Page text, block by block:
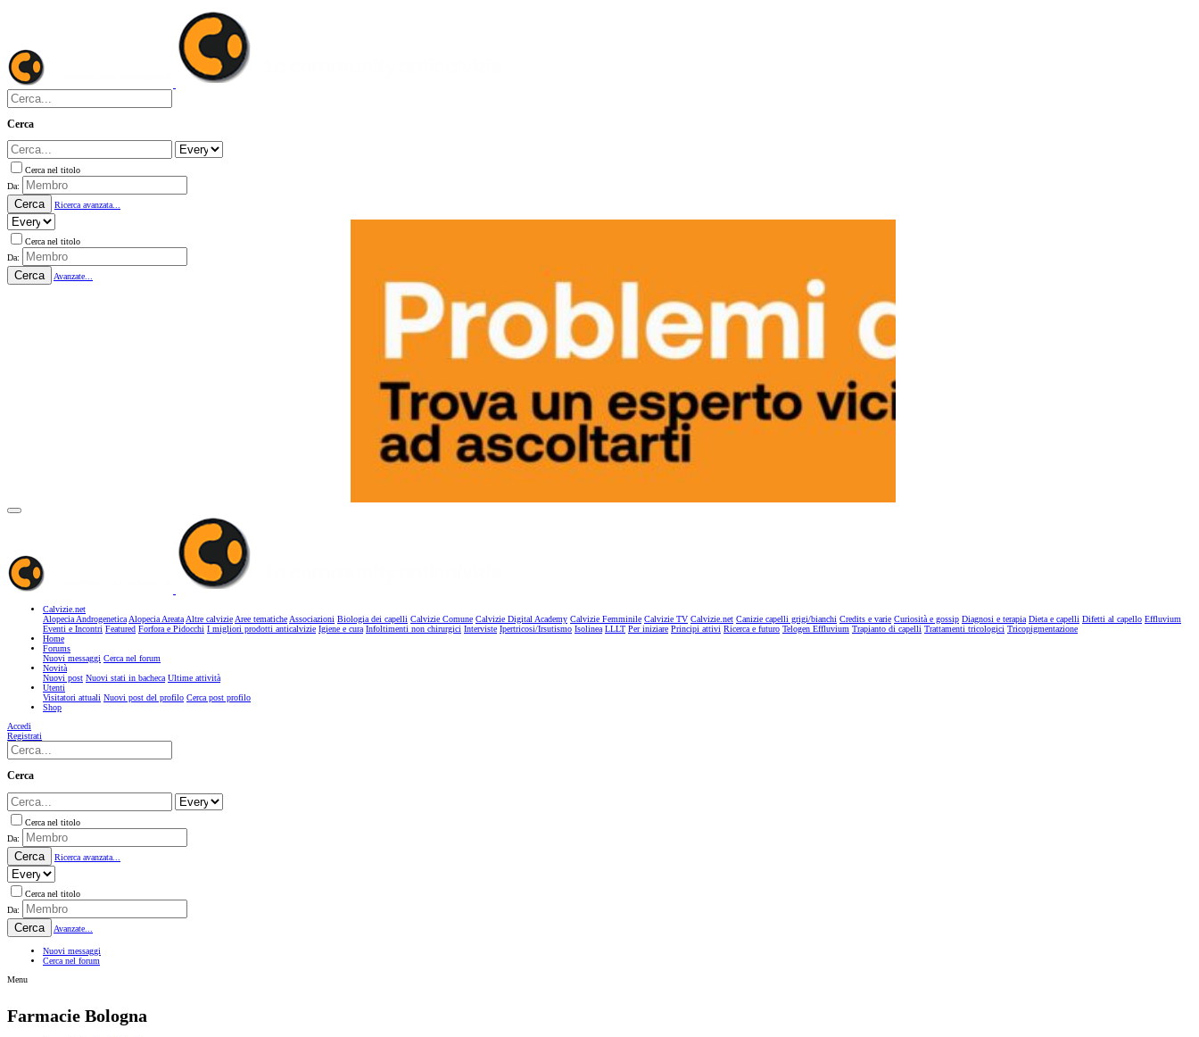
Cerca
Cerca nel titolo
Da:
Cerca Ricerca avanzata...
Cerca nel titolo
Da:
Cerca Avanzate...
Calvizie.net
Alopecia AndrogeneticaAlopecia AreataAltre calvizieAree tematicheAssociazioni Biologia dei capelli Calvizie Comune Calvizie Digital Academy Calvizie Femminile Calvizie TV Calvizie.net Canizie capelli grigi/bianchi Credits e varie Curiosità e gossip Diagnosi e terapia Dieta e capelli Difetti al capello Effluvium
Eventi e Incontri Featured Forfora e Pidocchi I migliori prodotti anticalvizie Igiene e cura Infoltimenti non chirurgici Interviste Ipertricosi/Irsutismo Isolinea LLLT Per iniziare Principi attivi Ricerca e futuro Telogen Effluvium Trapianto di capelli Trattamenti tricologici Tricopigmentazione
Home
Forums
Nuovi messaggi Cerca nel forum
Novità
Nuovi post Nuovi stati in bacheca Ultime attività
Utenti
Visitatori attuali Nuovi post del profilo Cerca post profilo
Shop
Accedi
Registrati
Cerca
Cerca nel titolo
Da:
Cerca Ricerca avanzata...
Cerca nel titolo
Da:
Cerca Avanzate...
Nuovi messaggi
Cerca nel forum
Menu
Farmacie Bologna